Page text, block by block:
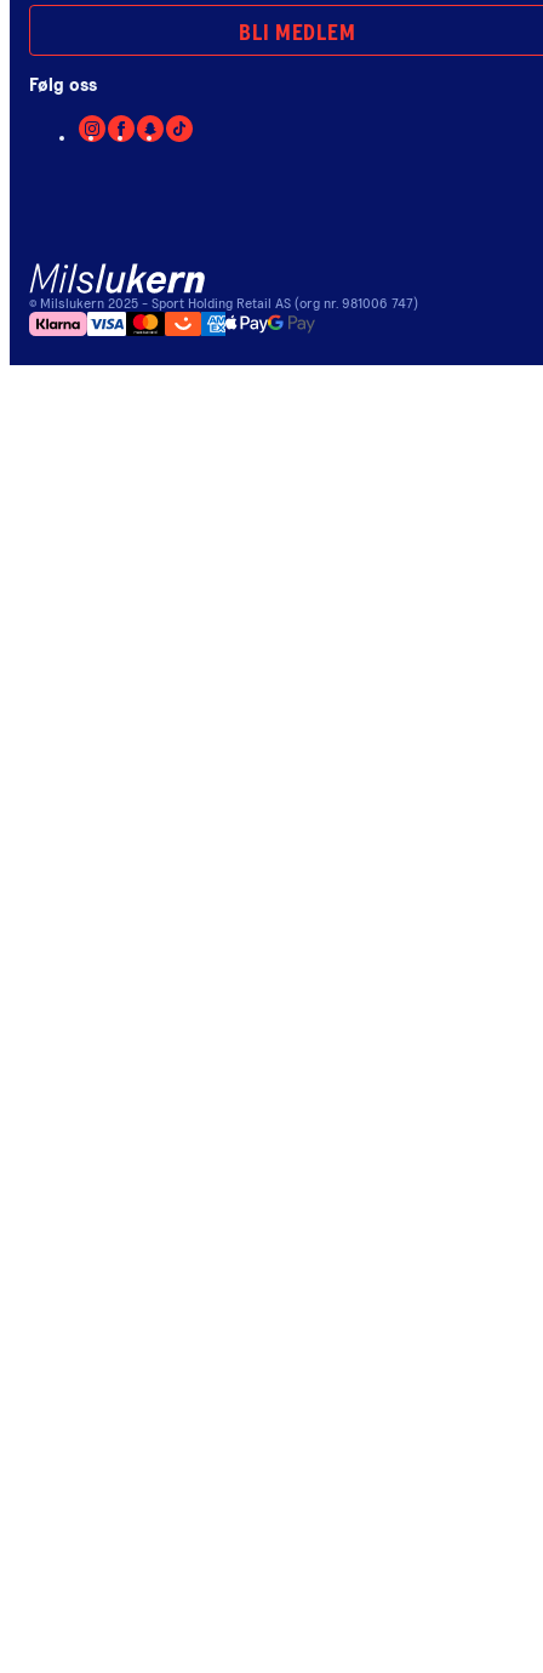
BLI MEDLEM
Følg oss
© Milslukern 2025 - Sport Holding Retail AS (org nr. 981006 747)